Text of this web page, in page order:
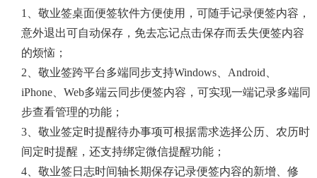
1、敬业签桌面便签软件方便使用，可随手记录便签内容，
意外退出可自动保存，免去忘记点击保存而丢失便签内容
的烦恼；
2、敬业签跨平台多端同步支持Windows、Android、
iPhone、Web多端云同步便签内容，可实现一端记录多端同
步查看管理的功能；
3、敬业签定时提醒待办事项可根据需求选择公历、农历时
间定时提醒，还支持绑定微信提醒功能；
4、敬业签日志时间轴长期保存记录便签内容的新增、修